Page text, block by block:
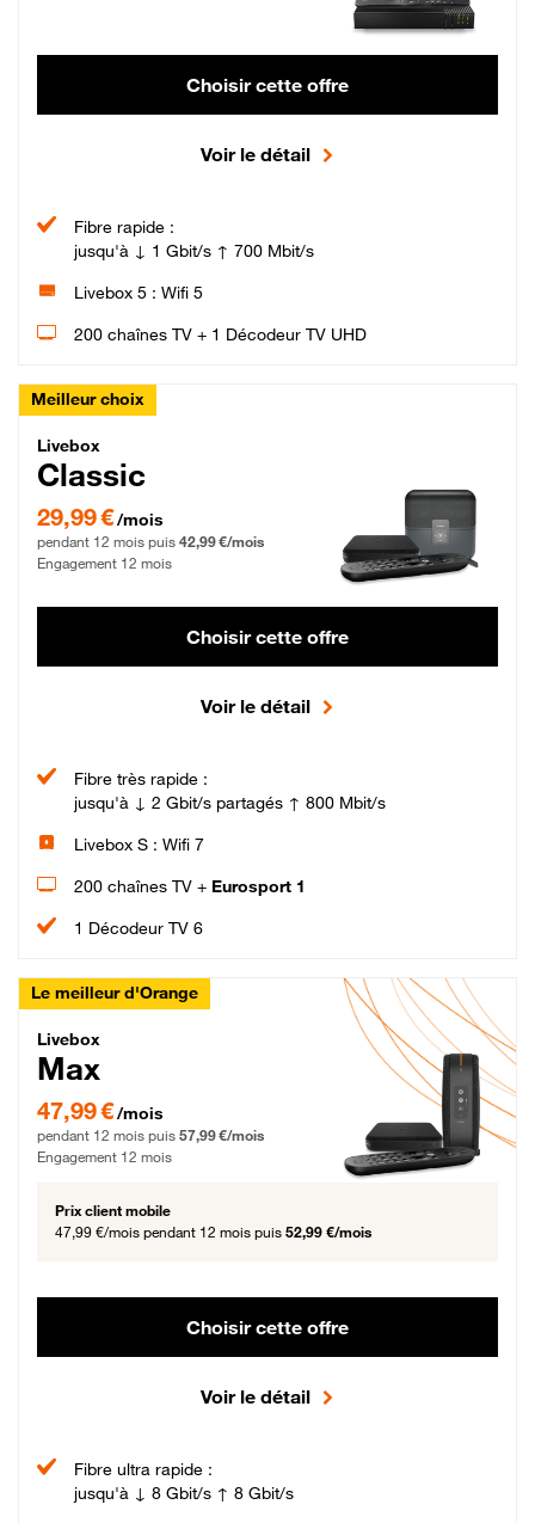
Choisir cette offre
Voir le détail
Fibre rapide :
jusqu'à ↓ 1 Gbit/s ↑ 700 Mbit/s
Livebox 5 : Wifi 5
200 chaînes TV + 1 Décodeur TV UHD
Meilleur choix
Livebox Classic Fibre
Livebox
Classic
29,99 € par mois pendant 12 mois puis 42,99 € par mois, Engagement 12 mois
29,99 €/mois
pendant 12 mois puis 42,99 €/mois
Engagement 12 mois
Choisir cette offre
Voir le détail
Fibre très rapide :
jusqu'à ↓ 2 Gbit/s partagés ↑ 800 Mbit/s
Livebox S : Wifi 7
200 chaînes TV + Eurosport 1
1 Décodeur TV 6
Le meilleur d'Orange
Livebox Max Fibre
Livebox
Max
47,99 € par mois pendant 12 mois puis 57,99 € par mois, Engagement 12 mois
47,99 €/mois
pendant 12 mois puis 57,99 €/mois
Engagement 12 mois
Prix client mobile
47,99 €/mois pendant 12 mois puis 52,99 €/mois
Choisir cette offre
Voir le détail
Fibre ultra rapide :
jusqu'à ↓ 8 Gbit/s ↑ 8 Gbit/s